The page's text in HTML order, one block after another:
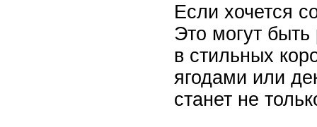
Если хочется
Это могут
в стильных
ягодами или
станет не